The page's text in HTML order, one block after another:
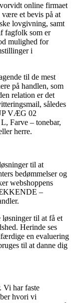
online firmaet
et bevis på at
lovgivning, samt
fagfolk som er
mulighed for
i
til de mest
på handlen, som
relation er det
således
VÆG 02
Farve – tonebar,
herre.
til at
bedømmelser og
webshoppens
–
til at få et
Herinde ses
en evaluering
til at danne dig
Vi har faste
hvori vi